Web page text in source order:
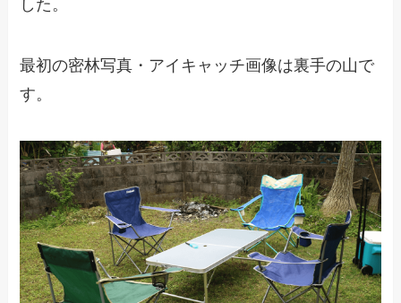
した。
最初の密林写真・アイキャッチ画像は裏手の山で
す。